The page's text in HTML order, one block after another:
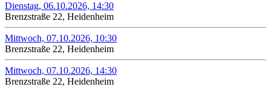
Dienstag, 06.10.2026, 14:30
Brenzstraße 22, Heidenheim
Mittwoch, 07.10.2026, 10:30
Brenzstraße 22, Heidenheim
Mittwoch, 07.10.2026, 14:30
Brenzstraße 22, Heidenheim